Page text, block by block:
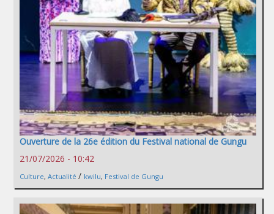
Ouverture de la 26e édition du Festival national de Gungu
21/07/2026 - 10:42
Culture, Actualité / kwilu, Festival de Gungu